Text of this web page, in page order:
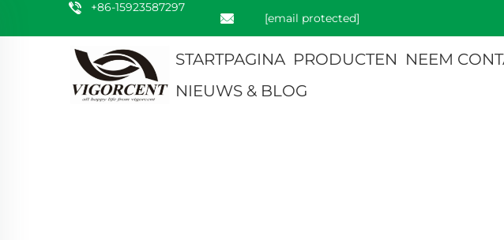
+86-15923587297
[email protected]
STARTPAGINA PRODUCTEN NEEM
NIEUWS & BLOG